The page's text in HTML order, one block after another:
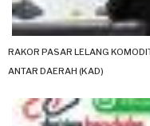
RAKOR PASAR LELANG
ANTAR DAERAH (KAD)